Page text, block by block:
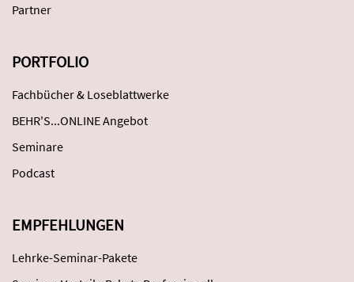
Partner
PORTFOLIO
Fachbücher & Loseblattwerke
BEHR'S...ONLINE Angebot
Seminare
Podcast
EMPFEHLUNGEN
Lehrke-Seminar-Pakete